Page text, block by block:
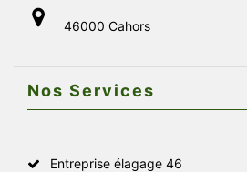
46000 Cahors
Nos Services
Entreprise élagage 46